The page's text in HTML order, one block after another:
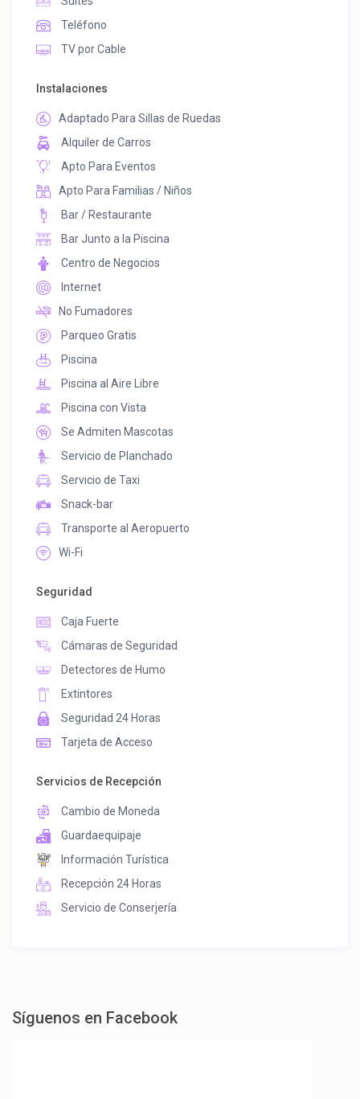
Teléfono
TV por Cable
Instalaciones
Adaptado Para Sillas de Ruedas
Alquiler de Carros
Apto Para Eventos
Apto Para Familias / Niños
Bar / Restaurante
Bar Junto a la Piscina
Centro de Negocios
Internet
No Fumadores
Parqueo Gratis
Piscina
Piscina al Aire Libre
Piscina con Vista
Se Admiten Mascotas
Servicio de Planchado
Servicio de Taxi
Snack-bar
Transporte al Aeropuerto
Wi-Fi
Seguridad
Caja Fuerte
Cámaras de Seguridad
Detectores de Humo
Extintores
Seguridad 24 Horas
Tarjeta de Acceso
Servicios de Recepción
Cambio de Moneda
Guardaequipaje
Información Turística
Recepción 24 Horas
Servicio de Conserjería
Síguenos en Facebook